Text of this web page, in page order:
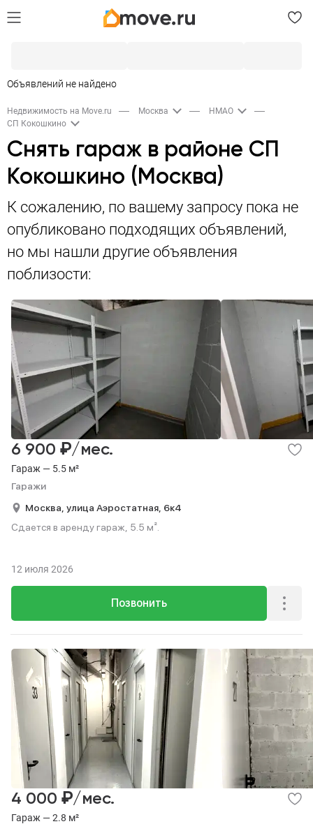
Объявлений не найдено
Недвижимость на Move.ru Москва
НМАО
СП Кокошкино
Снять гараж в районе СП
Кокошкино (Москва)
К сожалению, по вашему запросу пока не
опубликовано подходящих объявлений,
но мы нашли другие объявления
поблизости:
Гараж — 5.5 м²
Гаражи
6 900 ₽/мес.
Москва, улица Аэростатная, 6к4
Сдается в аренду гараж, 5.5 м².
Позвонить
12 июля 2026
Гараж — 2.8 м²
4 000 ₽/мес.